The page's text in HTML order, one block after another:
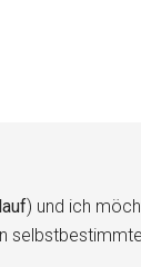
) und ich